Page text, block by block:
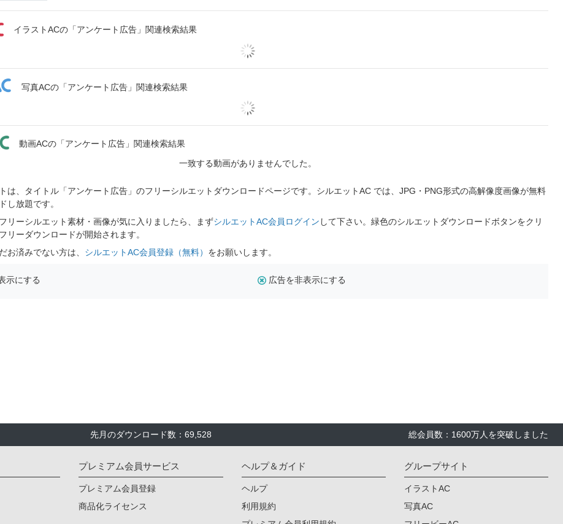
イラストACの「アンケート広告」関連検索結果
写真ACの「アンケート広告」関連検索結果
動画ACの「アンケート広告」関連検索結果
一致する動画がありませんでした。
は、タイトル「アンケート広告」のフリーシルエットダウンロードページです。シルエットAC では、JPG・PNG形式の高解像度画像が無料
し放題です。
リーシルエット素材・画像が気に入りましたら、まずシルエットAC会員ログイン して下さい。緑色のシルエットダウンロードボタンをクリ
リーダウンロードが開始されます。
お済みでない方は、 シルエットAC会員登録（無料） をお願いします。
示にする 広告を非表示にする
先月のダウンロード数：69,528 総会員数：1600万人を突破しました
プレミアム会員サービス
プレミアム会員登録
商品化ライセンス
ヘルプ＆ガイド
ヘルプ
利用規約
グループサイト
イラストAC
写真AC